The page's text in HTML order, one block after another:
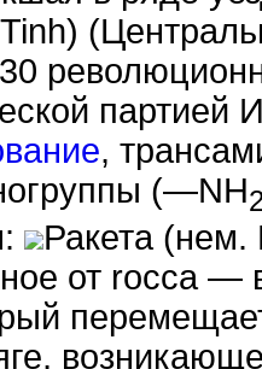
партией
,
(—NH
Ракета (нем.
от rocca —